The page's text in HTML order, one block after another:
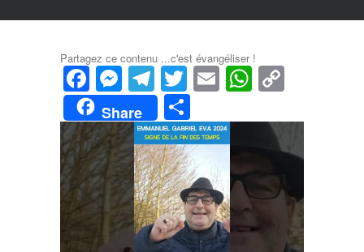
Partagez ce contenu ...c'est évangéliser !
Facebook
Messenger
Telegram
Twitter
Email
Share